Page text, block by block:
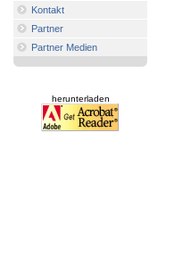
Kontakt
Partner
Partner Medien
herunterladen